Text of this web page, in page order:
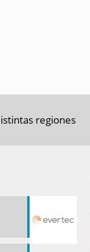
regiones